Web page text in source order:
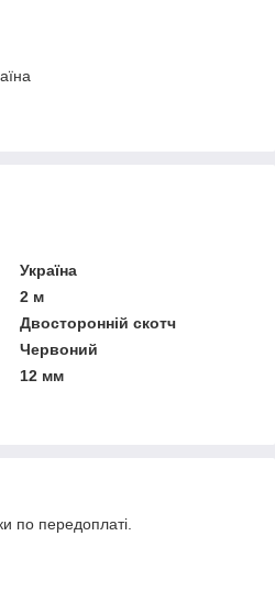
Україна
2 м
Двосторонній скотч
Червоний
12 мм
по передоплаті.